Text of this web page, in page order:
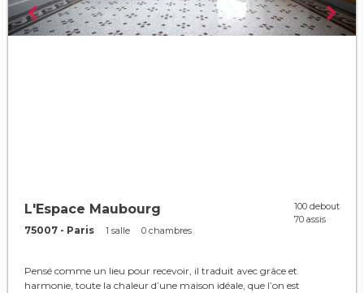
L'Espace Maubourg
75007 - Paris 1 salle 0 chambres
100 debout
70 assis
Pensé comme un lieu pour recevoir, il traduit avec grâce et
harmonie, toute la chaleur d’une maison idéale, que l’on est